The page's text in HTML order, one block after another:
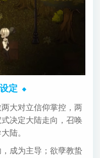
定
大对立信仰掌控，两
决定大陆走向，召唤
陆。
成为主导；欲孽教蛰